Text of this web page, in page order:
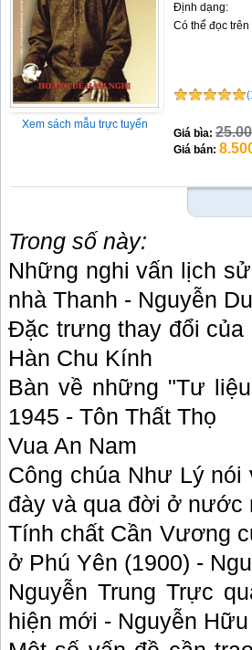
Xem sách mẫu trực tuyến
Định dạng:
Có thể đọc trên
Giá bìa:
Giá bán:
Trong số này:
Những nghi vấn lịch
nhà Thanh - Nguyễn
Đặc trưng thay đổi của
Hàn Chu Kính
Bàn về những "Tư
1945 - Tôn Thất Thọ
Vua An Nam
Công chúa Như Lý
đày và qua đời ở nước
Tính chất Cần Vương
ở Phú Yên (1900) -
Nguyễn Trung Trực
hiện mới - Nguyễn